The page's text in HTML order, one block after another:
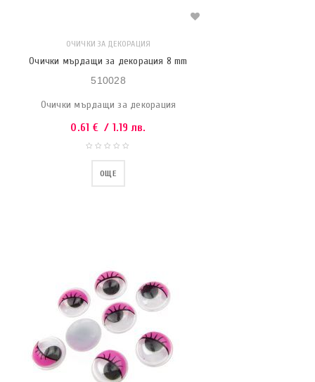
ОЧИЧКИ ЗА ДЕКОРАЦИЯ
Очички мърдащи за декорация 8 mm
510028
Очички мърдащи за декорация
0.61 € / 1.19 лв.
ОЩЕ